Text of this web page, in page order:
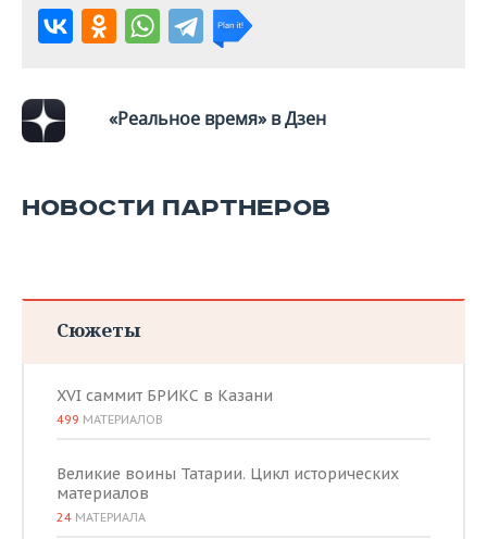
«Реальное время» в Дзен
НОВОСТИ ПАРТНЕРОВ
Сюжеты
XVI саммит БРИКС в Казани
499 МАТЕРИАЛОВ
Великие воины Татарии. Цикл исторических
материалов
24 МАТЕРИАЛА